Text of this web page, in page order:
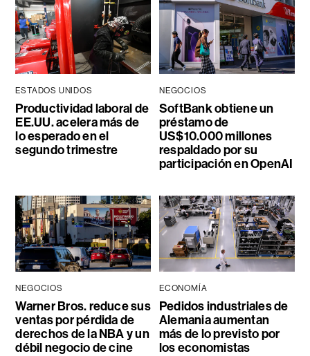
ESTADOS UNIDOS
Productividad laboral de
EE.UU. acelera más de
lo esperado en el
segundo trimestre
NEGOCIOS
SoftBank obtiene un
préstamo de
US$10.000 millones
respaldado por su
participación en OpenAI
NEGOCIOS
Warner Bros. reduce sus
ventas por pérdida de
derechos de la NBA y un
débil negocio de cine
ECONOMÍA
Pedidos industriales de
Alemania aumentan
más de lo previsto por
los economistas